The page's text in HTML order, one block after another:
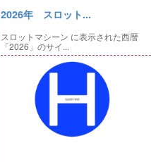
2026年 スロット...
スロットマシーン に表示された西暦
「2026」のサイ...